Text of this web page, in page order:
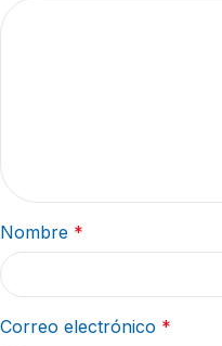
Nombre *
Correo electrónico *